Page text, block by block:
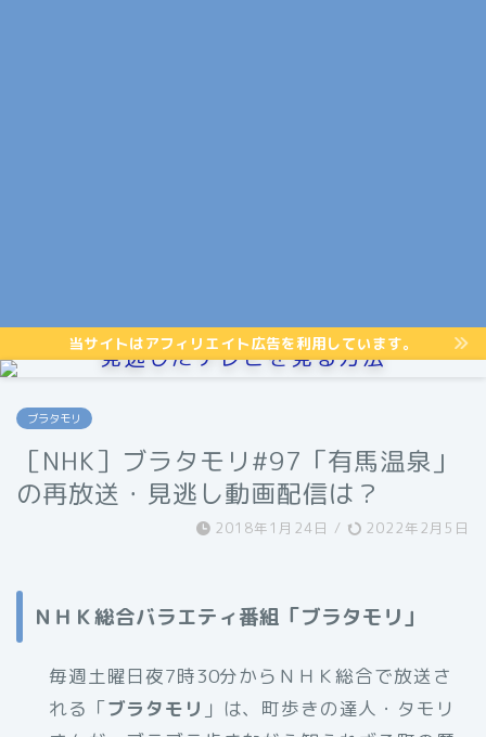
当サイトはアフィリエイト広告を利用しています。
見逃したテレビを見る方法
ブラタモリ
［NHK］ブラタモリ#97「有馬温泉」
の再放送・見逃し動画配信は？
2018年1月24日 / 2022年2月5日
ＮＨＫ総合バラエティ番組「ブラタモリ」
毎週土曜日夜7時30分からＮＨＫ総合で放送さ
れる「ブラタモリ 」は、町歩きの達人・タモリ